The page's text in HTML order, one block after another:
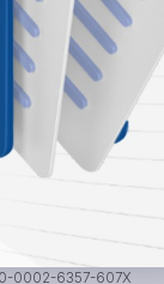
0002-6357-607X